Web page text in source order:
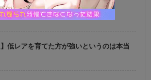
卑弥呼の強化はぶっ壊れじゃない？
】低レアを育てた方が強いというのは本当